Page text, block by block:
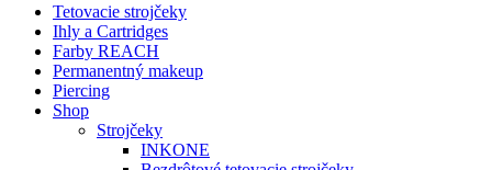
Tetovacie strojčeky
Ihly a Cartridges
Farby REACH
Permanentný makeup
Piercing
Shop
Strojčeky
INKONE